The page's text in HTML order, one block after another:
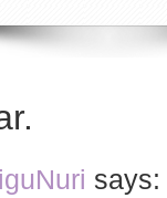
says: